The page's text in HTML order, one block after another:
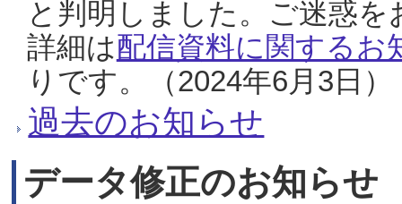
と判明しました。ご迷惑
詳細は配信資料に関するお
りです。（2024年6月3日）
過去のお知らせ
データ修正のお知らせ